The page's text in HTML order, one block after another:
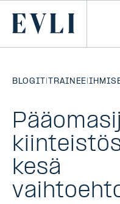
Primary
BLOGIT | TRAINEE|
kesä